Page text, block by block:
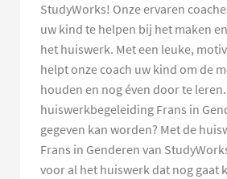
StudyWorks! Onze ervaren
uw kind te helpen bij het maken
het huiswerk. Met een leuke,
helpt onze coach uw kind om de
houden en nog éven door te
huiswerkbegeleiding Frans in
gegeven kan worden? Met de
Frans in Genderen van
voor al het huiswerk dat nog gaat